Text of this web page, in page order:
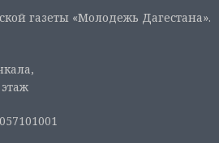
газеты «Молодежь Дагестана».